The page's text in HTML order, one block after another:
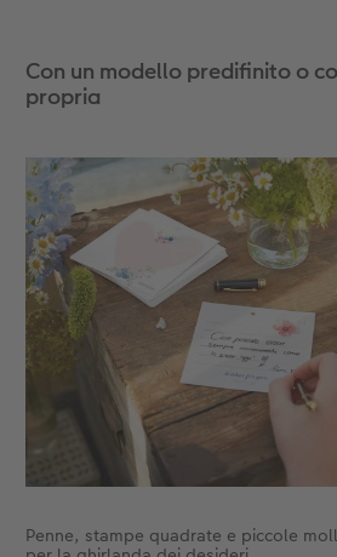
Con un modello predifinito o
propria
Penne, stampe quadrate e piccole